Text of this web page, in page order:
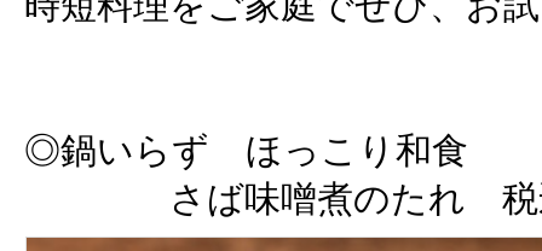
◎鍋いらず ほっこり和食
さば味噌煮のたれ 税